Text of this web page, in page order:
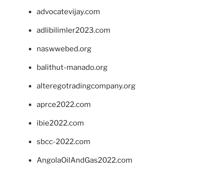
advocatevijay.com
adlibilimler2023.com
naswwebed.org
balithut-manado.org
alteregotradingcompany.org
aprce2022.com
ibie2022.com
sbcc-2022.com
AngolaOilAndGas2022.com